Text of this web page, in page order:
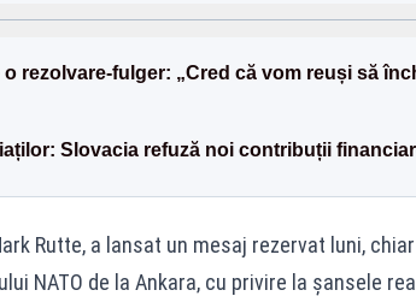
rezolvare-fulger: „Cred că vom reuși să
Slovacia refuză noi contribuții
Rutte, a lansat un mesaj rezervat luni,
NATO de la Ankara, cu privire la șansele